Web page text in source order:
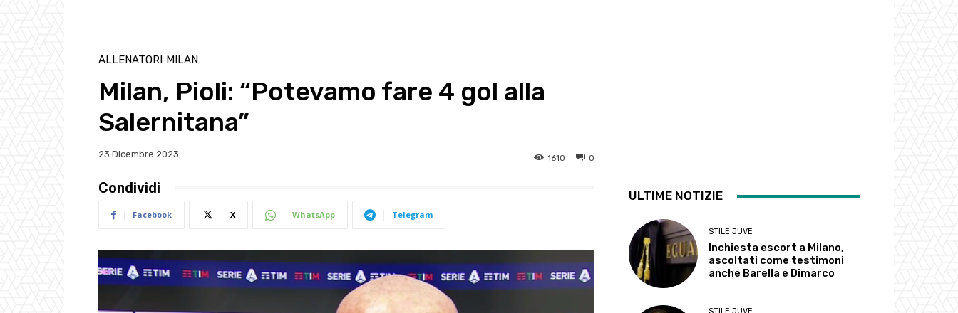
ALLENATORI MILAN
Milan, Pioli: “Potevamo fare 4 gol alla
Salernitana”
23 Dicembre 2023 0
1610
Condividi
Facebook X WhatsApp Telegram
ULTIME NOTIZIE
STILE JUVE
Inchiesta escort a Milano,
ascoltati come testimoni
anche Barella e Dimarco